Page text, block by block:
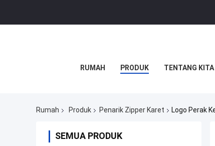
RUMAH PRODUK TENTANG KITA
Rumah Produk Penarik Zipper Karet Logo Perak
SEMUA PRODUK